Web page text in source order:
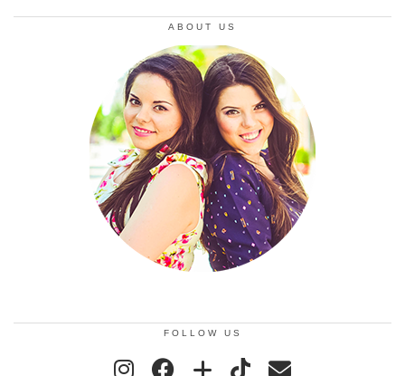
ABOUT US
FOLLOW US